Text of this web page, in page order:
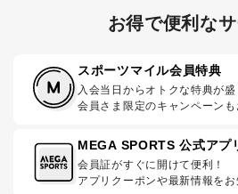
お得で便利な
スポーツマイル会員特典
入会当日からオトクな特典が盛
会員さま限定のキャンペーンも
MEGA SPORTS 公式アプ
会員証がすぐに開けて便利！
アプリクーポンや最新情報をお